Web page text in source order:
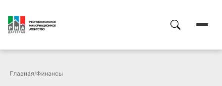
Главная/Финансы